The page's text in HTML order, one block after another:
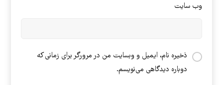
وب‌ سایت
ذخیره نام، ایمیل و وبسایت من در مرورگر برای زمانی که
دوباره دیدگاهی می‌نویسم.